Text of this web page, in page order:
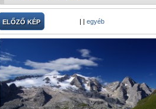
ELŐZŐ KÉP | | egyéb